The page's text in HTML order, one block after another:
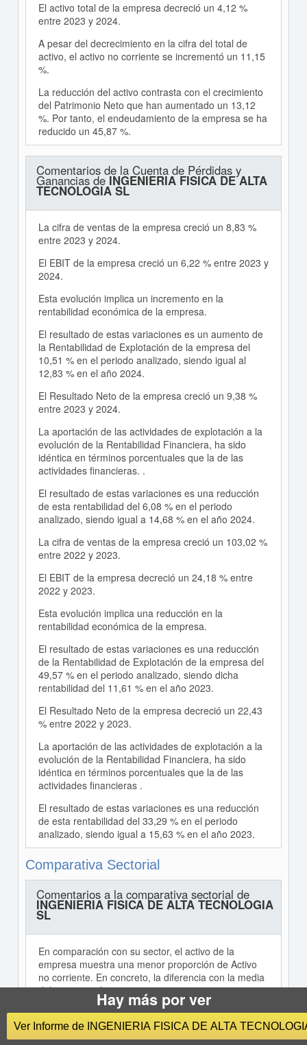
El activo total de la empresa decreció un 4,12 %
entre 2023 y 2024.
A pesar del decrecimiento en la cifra del total de
activo, el activo no corriente se incrementó un 11,15
%.
La reducción del activo contrasta con el crecimiento
del Patrimonio Neto que han aumentado un 13,12
%. Por tanto, el endeudamiento de la empresa se ha
reducido un 45,87 %.
Comentarios de la Cuenta de Pérdidas y
Ganancias deINGENIERIA FISICA DE ALTA
TECNOLOGIA SL
La cifra de ventas de la empresa creció un 8,83 %
entre 2023 y 2024.
El EBIT de la empresa creció un 6,22 % entre 2023 y
2024.
Esta evolución implica un incremento en la
rentabilidad económica de la empresa.
El resultado de estas variaciones es un aumento de
la Rentabilidad de Explotación de la empresa del
10,51 % en el periodo analizado, siendo igual al
12,83 % en el año 2024.
El Resultado Neto de la empresa creció un 9,38 %
entre 2023 y 2024.
La aportación de las actividades de explotación a la
evolución de la Rentabilidad Financiera, ha sido
idéntica en términos porcentuales que la de las
actividades financieras. .
El resultado de estas variaciones es una reducción
de esta rentabilidad del 6,08 % en el periodo
analizado, siendo igual a 14,68 % en el año 2024.
La cifra de ventas de la empresa creció un 103,02 %
entre 2022 y 2023.
El EBIT de la empresa decreció un 24,18 % entre
2022 y 2023.
Esta evolución implica una reducción en la
rentabilidad económica de la empresa.
El resultado de estas variaciones es una reducción
de la Rentabilidad de Explotación de la empresa del
49,57 % en el periodo analizado, siendo dicha
rentabilidad del 11,61 % en el año 2023.
El Resultado Neto de la empresa decreció un 22,43
% entre 2022 y 2023.
La aportación de las actividades de explotación a la
evolución de la Rentabilidad Financiera, ha sido
idéntica en términos porcentuales que la de las
actividades financieras .
El resultado de estas variaciones es una reducción
de esta rentabilidad del 33,29 % en el periodo
analizado, siendo igual a 15,63 % en el año 2023.
Comparativa Sectorial
Comentarios a la comparativa sectorial de
INGENIERIA FISICA DE ALTA TECNOLOGIA
SL
En comparación con su sector, el activo de la
empresa muestra una menor proporción de Activo
no corriente. En concreto, la diferencia con la media
del sector es de -34,51 %.
En cuanto a la composición del pasivo, la empresa
recurre en mayor medida a la autofinanciación,
siendo la proporción del Patrimonio Neto un 25,57 %
Hay más por ver
Ver Informe de INGENIERIA FISICA DE ALTA